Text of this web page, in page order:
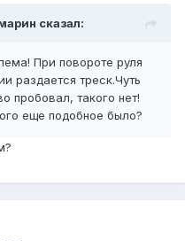
сказал:
При повороте руля
раздается треск.Чуть
пробовал, такого нет!
еще подобное было?